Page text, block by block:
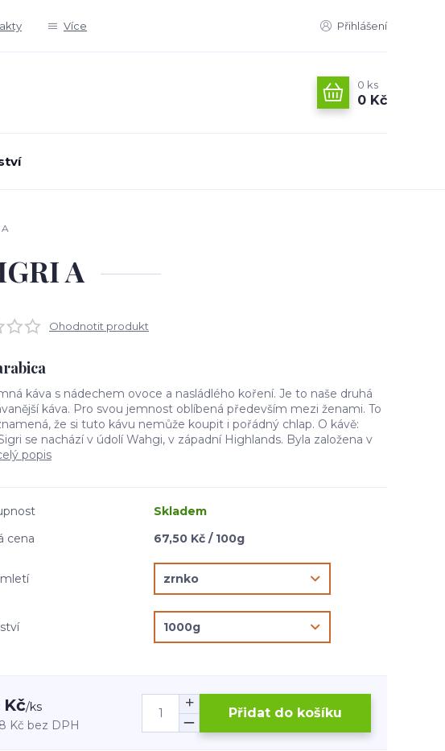
Více Přihlášení
0 ks
0 Kč
A
Ohodnotit produkt
káva s nádechem ovoce a nasládlého koření. Je to naše druhá
káva. Pro svou jemnost oblíbená především mezi ženami. To
že si tuto kávu nemůže koupit i pořádný chlap. O kávě:
se nachází v údolí Wahgi, v západní Highlands. Byla založena v
popis
Skladem
cena
67,50 Kč / 100g
Kč/ks
Kč bez DPH
Přidat do košíku